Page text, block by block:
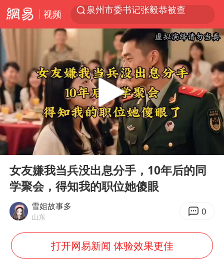
视频
“电影+”如何激发千亿级消费新活力？
台风白海豚已进入24小时警戒线
老中医：立秋后养心是关键
沙特土耳其巴基斯坦签署共同防务协议
中医教你一招提升气血
胡彦斌韩磊 谁帮谁
台风白海豚或吞并鲸鱼 登陆地点更新
胜宏科技：股票交易异常波动
欧阳娜娜窦靖童好搭
Play
00:00
女友嫌我当兵没出息分手，10年后的同
学聚会，得知我的职位她傻眼
雪姐故事多
山东 0
打开网易新闻 体验效果更佳